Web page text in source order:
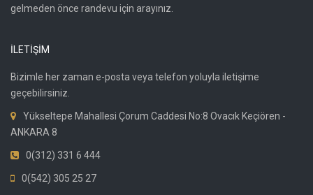
gelmeden önce randevu için arayınız.
İLETİŞİM
Bizimle her zaman e-posta veya telefon yoluyla iletişime
geçebilirsiniz.
Yükseltepe Mahallesi Çorum Caddesi No:8 Ovacık Keçiören -
ANKARA 8
0(312) 331 6 444
0(542) 305 25 27